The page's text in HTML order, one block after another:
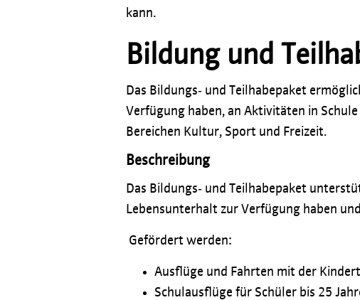
kann.
Bildung und
Das Bildungs‐ und Teilhabepaket
Verfügung haben, an Aktivitäten in
Bereichen Kultur, Sport und Freizeit.
Beschreibung
Das Bildungs‐ und Teilhabepaket
Lebensunterhalt zur Verfügung haben
Gefördert werden:
Ausflüge und Fahrten mit der
Schulausflüge für Schüler bis 25